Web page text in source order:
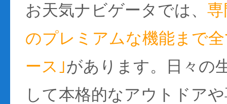
お天気ナビゲータでは、
のプレミアムな機能まで
ース｣があります。日々の
して本格的なアウトドア